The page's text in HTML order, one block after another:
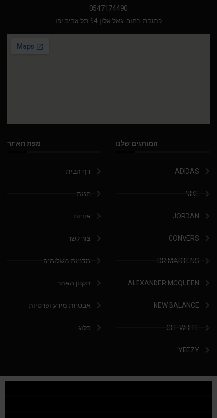
0547174490
כתובת: רחוב יגאל אלון 94 תל אביב יפו
המותגים שלנו
ADIDAS
NIKE
JORDAN
CONVERS
DR.MARTENS
ALEXANDER MCQUEEN
NEW BALANCE
OFF WHITE
YEEZY
מפת האתר
דף הבית
חנות
אודות
צור קשר
מדניות משלוחים
תקנון האתר
אבטחת מידע ופרטיות
בלוג